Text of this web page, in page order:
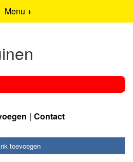
Menu +
Contact
toevoegen